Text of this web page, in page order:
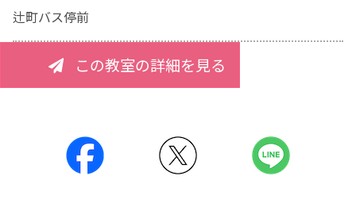
辻町バス停前
この教室の詳細を見る